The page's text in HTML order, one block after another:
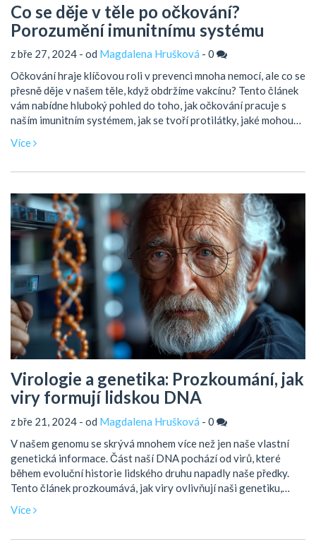
Co se děje v těle po očkování?
Porozumění imunitnímu systému
z bře 27, 2024 - od Magdalena Hrušková - 0
Očkování hraje klíčovou roli v prevenci mnoha nemocí, ale co se
přesně děje v našem těle, když obdržíme vakcínu? Tento článek
vám nabídne hluboký pohled do toho, jak očkování pracuje s
naším imunitním systémem, jak se tvoří protilátky, jaké mohou
užitečné informace a tipy, které vám pomohou lépe porozumět
Více
Virologie a genetika: Prozkoumání, jak
viry formují lidskou DNA
z bře 21, 2024 - od Magdalena Hrušková - 0
V našem genomu se skrývá mnohem více než jen naše vlastní
genetická informace. Část naší DNA pochází od virů, které
během evoluční historie lidského druhu napadly naše předky.
Tento článek prozkoumává, jak viry ovlivňují naši genetiku,
i ke vzniku některých příznivých vlastností. Přiblížíme si, jakým
Více